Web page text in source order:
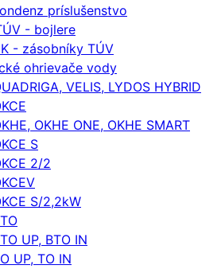
príslušenstvo
- bojlere
- zásobníky TÚV
ohrievače vody
VELIS, LYDOS HYBRID
OKHE ONE, OKHE SMART
S
2/2
S/2,2kW
UP, BTO IN
UP, TO IN